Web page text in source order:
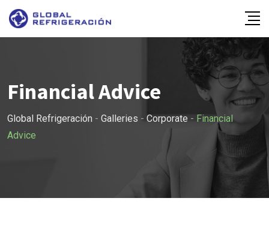
Skip
content
Financial Advice
Global Refrigeración - Galleries - Corporate - Financial
Advice